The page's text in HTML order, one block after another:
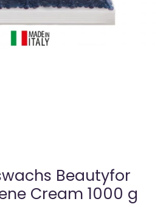
Beautyfor
Cream 1000 g